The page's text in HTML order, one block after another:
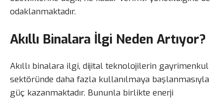
odaklanmaktadır.
Akıllı Binalara İlgi Neden Artıyor?
Akıllı binalara ilgi, dijital teknolojilerin gayrimenkul
sektöründe daha fazla kullanılmaya başlanmasıyla
güç kazanmaktadır. Bununla birlikte enerji